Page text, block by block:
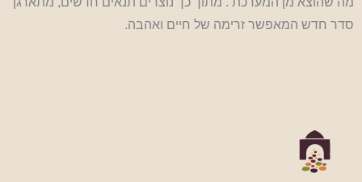
סדר חדש המאפשר זרימה של חיים ואהבה.